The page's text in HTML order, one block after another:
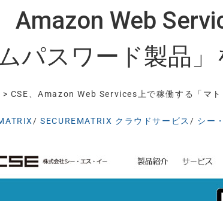
Amazon Web
パスワード製品
> CSE、Amazon Web Services上で稼働する「マ
/SECUREMATRIX クラウドサービス / シー